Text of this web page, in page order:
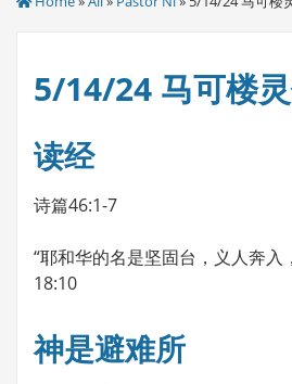
5/14/24 马可楼
读经
诗篇46:1-7
“耶和华的名是坚固台，义人奔入
18:10
神是避难所